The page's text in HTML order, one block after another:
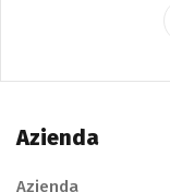
Azienda
Azienda